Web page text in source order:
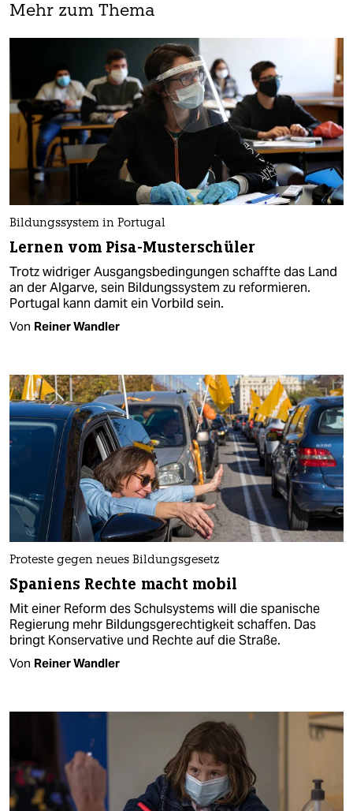
Mehr zum Thema
Bildungssystem in Portugal
Lernen vom Pisa-Musterschüler
Trotz widriger Ausgangsbedingungen schaffte das Land
an der Algarve, sein Bildungssystem zu reformieren.
Portugal kann damit ein Vorbild sein.
Von Reiner Wandler
Proteste gegen neues Bildungsgesetz
Spaniens Rechte macht mobil
Mit einer Reform des Schulsystems will die spanische
Regierung mehr Bildungs­gerechtigkeit schaffen. Das
bringt Konservative und Rechte auf die Straße.
Von Reiner Wandler